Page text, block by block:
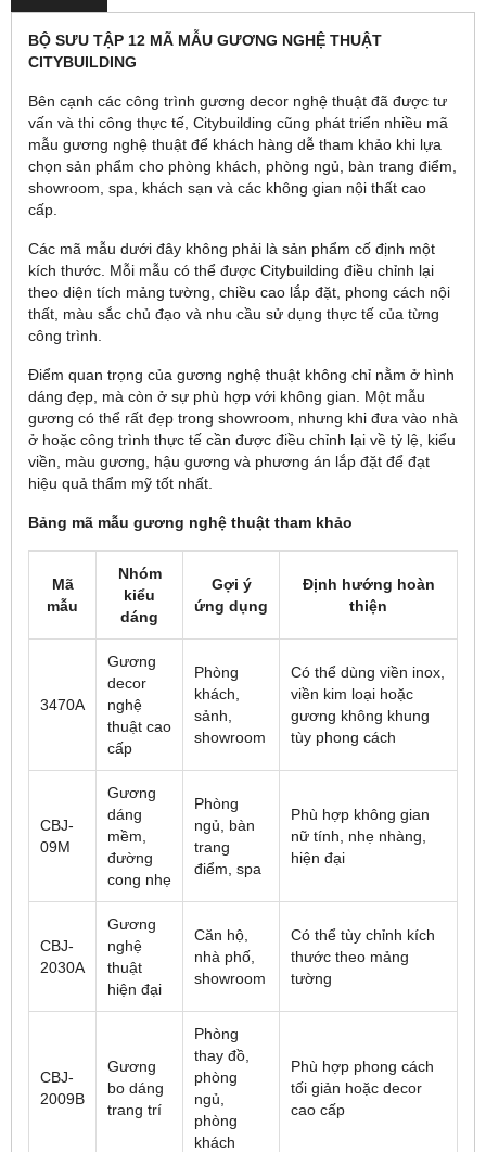
BỘ SƯU TẬP 12 MÃ MẪU GƯƠNG NGHỆ THUẬT
CITYBUILDING
Bên cạnh các công trình gương decor nghệ thuật đã được tư
vấn và thi công thực tế, Citybuilding cũng phát triển nhiều mã
mẫu gương nghệ thuật để khách hàng dễ tham khảo khi lựa
chọn sản phẩm cho phòng khách, phòng ngủ, bàn trang điểm,
showroom, spa, khách sạn và các không gian nội thất cao
cấp.
Các mã mẫu dưới đây không phải là sản phẩm cố định một
kích thước. Mỗi mẫu có thể được Citybuilding điều chỉnh lại
theo diện tích mảng tường, chiều cao lắp đặt, phong cách nội
thất, màu sắc chủ đạo và nhu cầu sử dụng thực tế của từng
công trình.
Điểm quan trọng của gương nghệ thuật không chỉ nằm ở hình
dáng đẹp, mà còn ở sự phù hợp với không gian. Một mẫu
gương có thể rất đẹp trong showroom, nhưng khi đưa vào nhà
ở hoặc công trình thực tế cần được điều chỉnh lại về tỷ lệ, kiểu
viền, màu gương, hậu gương và phương án lắp đặt để đạt
hiệu quả thẩm mỹ tốt nhất.
Bảng mã mẫu gương nghệ thuật tham khảo
Mã
mẫu
Nhóm
kiểu
dáng
Gợi ý
ứng dụng
Định hướng hoàn
thiện
3470A
Gương
decor
nghệ
thuật cao
cấp
Phòng
khách,
sảnh,
showroom
Có thể dùng viền inox,
viền kim loại hoặc
gương không khung
tùy phong cách
CBJ-
09M
Gương
dáng
mềm,
đường
cong nhẹ
Phòng
ngủ, bàn
trang
điểm, spa
Phù hợp không gian
nữ tính, nhẹ nhàng,
hiện đại
CBJ-
2030A
Gương
nghệ
thuật
hiện đại
Căn hộ,
nhà phố,
showroom
Có thể tùy chỉnh kích
thước theo mảng
tường
CBJ-
2009B
Gương
bo dáng
trang trí
Phòng
thay đồ,
phòng
ngủ,
phòng
khách
Phù hợp phong cách
tối giản hoặc decor
cao cấp